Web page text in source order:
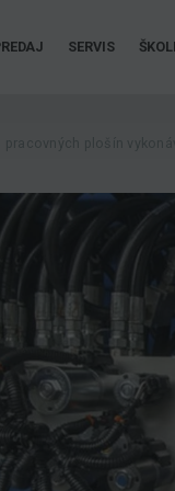
SERVIS